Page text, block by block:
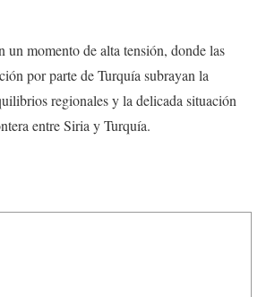
un momento de alta tensión, donde las
por parte de Turquía subrayan la
regionales y la delicada situación
entre Siria y Turquía.